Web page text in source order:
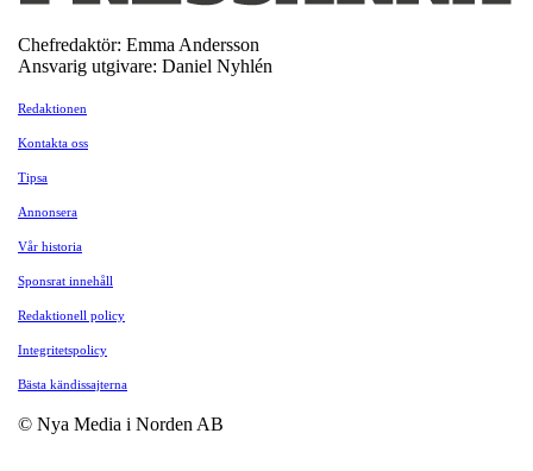
Chefredaktör: Emma Andersson
Ansvarig utgivare: Daniel Nyhlén
Redaktionen
Kontakta oss
Tipsa
Annonsera
Vår historia
Sponsrat innehåll
Redaktionell policy
Integritetspolicy
Bästa kändissajterna
© Nya Media i Norden AB